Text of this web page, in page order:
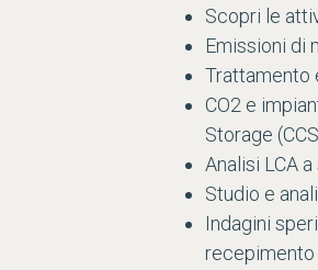
Scopri le
Emissioni di
Trattamento
CO2 e
Storage
Analisi LCA
Studio e
Indagini
recepimento